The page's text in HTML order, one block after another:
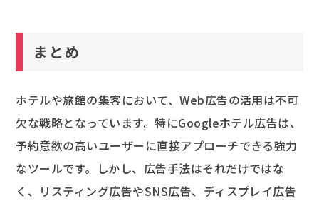
まとめ
ホテルや旅館の集客において、Web広告の活用は不可
欠な戦略となっています。特にGoogleホテル広告は、
予約意欲の高いユーザーに直接アプローチできる強力
なツールです。しかし、広告手法はそれだけではな
く、リスティング広告やSNS広告、ディスプレイ広告